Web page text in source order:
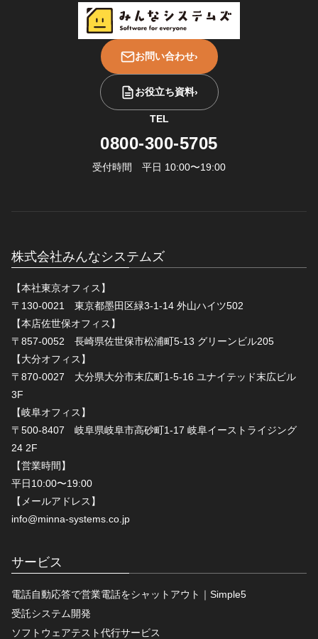
お問い合わせ›
お役立ち資料›
TEL
0800-300-5705
受付時間 平日 10:00〜19:00
株式会社みんなシステムズ
【本社東京オフィス】
〒130-0021 東京都墨田区緑3-1-14 外山ハイツ502
【本店佐世保オフィス】
〒857-0052 長崎県佐世保市松浦町5-13 グリーンビル205
【大分オフィス】
〒870-0027 大分県大分市末広町1-5-16 ユナイテッド末広ビル
3F
【岐阜オフィス】
〒500-8407 岐阜県岐阜市高砂町1-17 岐阜イーストライジング
24 2F
【営業時間】
平日10:00〜19:00
【メールアドレス】
info@minna-systems.co.jp
サービス
電話自動応答で営業電話をシャットアウト｜Simple5
受託システム開発
ソフトウェアテスト代行サービス